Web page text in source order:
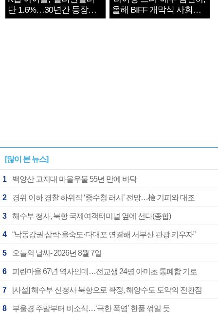
단 1.6%…30년간 등장
1182개팀 전수조사
올해 BIFF 개막식 사회자
확정
[많이 본 뉴스]
1 백양산 고지대 마을우물 55년 만에 바닥
2 경위 이하 경찰 하위직 ‘중수청 러시’ 전망…檢 기피와 대조
3 해수부 청사, 북항 국제여객터미널 옆에 선다(종합)
4 “낙동강권 삼락·을숙도·다대포 연결해 서부산 관광 키우자”
5 오늘의 날씨- 2026년 8월 7일
6 피란마을 67년 역사인데…전교생 24명 아미초 통폐합 기로
7 [사설] 해수부 신청사 북항으로 확정, 해양수도 도약의 전환점
8 부울경 주말부터 비소식…‘극한 폭염’ 한풀 꺾일 듯